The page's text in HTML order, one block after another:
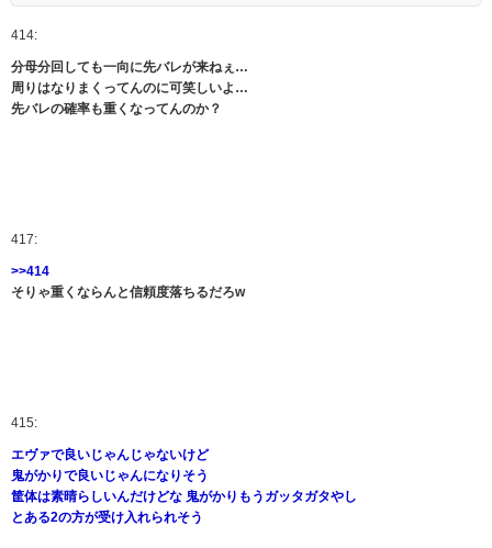
414:
分母分回しても一向に先バレが来ねぇ…
周りはなりまくってんのに可笑しいよ…
先バレの確率も重くなってんのか？
417:
>>414
そりゃ重くならんと信頼度落ちるだろw
415:
エヴァで良いじゃんじゃないけど
鬼がかりで良いじゃんになりそう
筐体は素晴らしいんだけどな 鬼がかりもうガッタガタやし
とある2の方が受け入れられそう